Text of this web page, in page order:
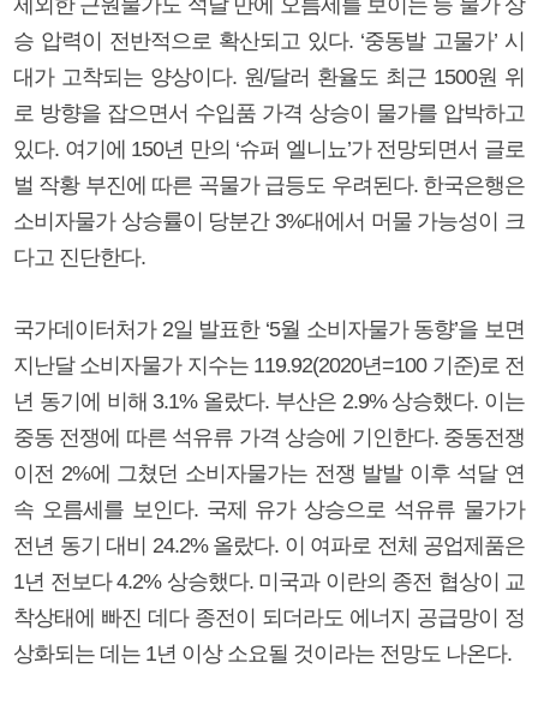
승 압력이 전반적으로 확산되고 있다. ‘중동발 고물가’ 시
대가 고착되는 양상이다. 원/달러 환율도 최근 1500원 위
로 방향을 잡으면서 수입품 가격 상승이 물가를 압박하고
있다. 여기에 150년 만의 ‘슈퍼 엘니뇨’가 전망되면서 글로
벌 작황 부진에 따른 곡물가 급등도 우려된다. 한국은행은
소비자물가 상승률이 당분간 3%대에서 머물 가능성이 크
다고 진단한다.
국가데이터처가 2일 발표한 ‘5월 소비자물가 동향’을 보면
지난달 소비자물가 지수는 119.92(2020년=100 기준)로 전
년 동기에 비해 3.1% 올랐다. 부산은 2.9% 상승했다. 이는
중동 전쟁에 따른 석유류 가격 상승에 기인한다. 중동전쟁
이전 2%에 그쳤던 소비자물가는 전쟁 발발 이후 석달 연
속 오름세를 보인다. 국제 유가 상승으로 석유류 물가가
전년 동기 대비 24.2% 올랐다. 이 여파로 전체 공업제품은
1년 전보다 4.2% 상승했다. 미국과 이란의 종전 협상이 교
착상태에 빠진 데다 종전이 되더라도 에너지 공급망이 정
상화되는 데는 1년 이상 소요될 것이라는 전망도 나온다.